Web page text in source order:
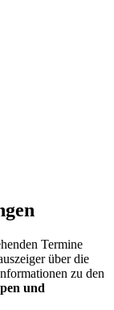
Termine
über die
zu den
und